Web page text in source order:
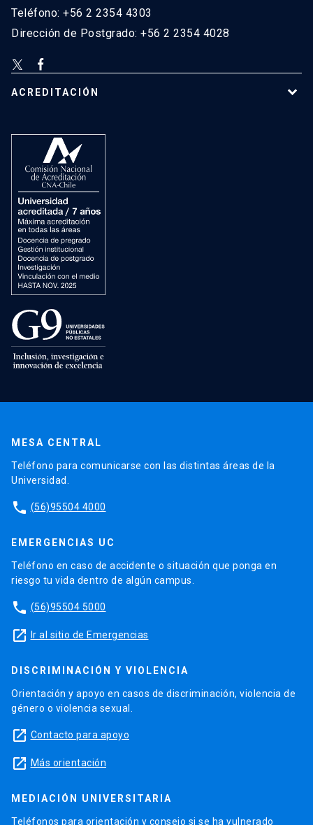
Teléfono: +56 2 2354 4303
Dirección de Postgrado: +56 2 2354 4028
ACREDITACIÓN
MESA CENTRAL
Teléfono para comunicarse con las distintas áreas de la
Universidad.
phone (56)95504 4000
EMERGENCIAS UC
Teléfono en caso de accidente o situación que ponga en
riesgo tu vida dentro de algún campus.
phone (56)95504 5000
launch Ir al sitio de Emergencias
DISCRIMINACIÓN Y VIOLENCIA
Orientación y apoyo en casos de discriminación, violencia de
género o violencia sexual.
launch Contacto para apoyo
launch Más orientación
MEDIACIÓN UNIVERSITARIA
Teléfonos para orientación y consejo si se ha vulnerado